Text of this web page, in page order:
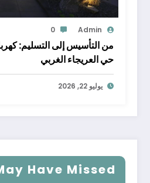
Admin
0
من التأسيس إلى التسليم:
حي العريجاء الغربي
يوليو 22, 2026
Have Missed